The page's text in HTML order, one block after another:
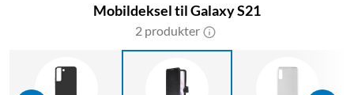
Mobildeksel til Galaxy S21
2 produkter